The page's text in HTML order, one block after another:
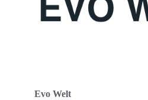
Evo Welt